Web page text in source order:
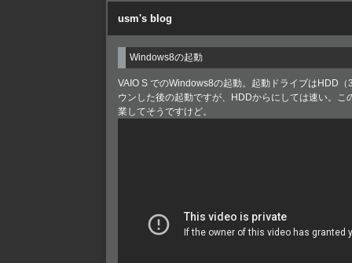
usm's blog
Windows8の起動
VAIO S でのWindows8の起動。起動ドライブはHDD
ウンした後の起動ですが、HDDからにしては速い。こ
業してそうですけど。